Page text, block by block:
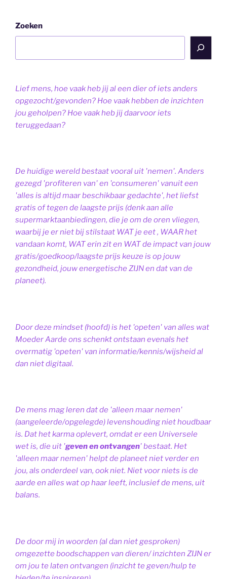
Zoeken
Lief mens, hoe vaak heb jij al een dier of iets anders
opgezocht/gevonden? Hoe vaak hebben de inzichten
jou geholpen? Hoe vaak heb jij daarvoor iets
teruggedaan?
De huidige wereld bestaat vooral uit 'nemen'. Anders
gezegd 'profiteren van' en 'consumeren' vanuit een
'alles is altijd maar beschikbaar gedachte', het liefst
gratis of tegen de laagste prijs (denk aan alle
supermarktaanbiedingen, die je om de oren vliegen,
waarbij je er niet bij stilstaat WAT je eet , WAAR het
vandaan komt, WAT erin zit en WAT de impact van jouw
gratis/goedkoop/laagste prijs keuze is op jouw
gezondheid, jouw energetische ZIJN en dat van de
planeet).
Door deze mindset (hoofd) is het 'opeten' van alles wat
Moeder Aarde ons schenkt ontstaan evenals het
overmatig 'opeten' van informatie/kennis/wijsheid al
dan niet digitaal.
De mens mag leren dat de 'alleen maar nemen'
(aangeleerde/opgelegde) levenshouding niet houdbaar
is. Dat het karma oplevert, omdat er een Universele
wet is, die uit 'geven en ontvangen' bestaat. Het
'alleen maar nemen' helpt de planeet niet verder en
jou, als onderdeel van, ook niet. Niet voor niets is de
aarde en alles wat op haar leeft, inclusief de mens, uit
balans.
De door mij in woorden (al dan niet gesproken)
omgezette boodschappen van dieren/ inzichten ZIJN er
om jou te laten ontvangen (inzicht te geven/hulp te